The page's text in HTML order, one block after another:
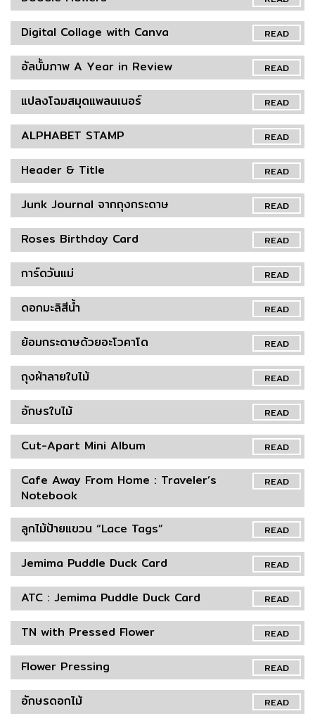
READ
Digital Collage with Canva
READ
อัลบั้มภาพ A Year in Review
READ
แปลงโฉมสมุดแพลนเนอร์
READ
ALPHABET STAMP
READ
Header & Title
READ
Junk Journal จากถุงกระดาษ
READ
Roses Birthday Card
READ
การ์ดวันแม่
READ
ดอกมะลิสีน้ำ
READ
ย้อมกระดาษด้วยอะโวคาโด
READ
ถุงผ้าลายใบไม้
READ
อักษรใบไม้
READ
Cut-Apart Mini Album
READ
Cafe Away From Home : Traveler’s
Notebook
READ
ลูกไม้ป้ายแขวน “Lace Tags”
READ
Jemima Puddle Duck Card
READ
ATC : Jemima Puddle Duck Card
READ
TN with Pressed Flower
READ
Flower Pressing
READ
อักษรดอกไม้